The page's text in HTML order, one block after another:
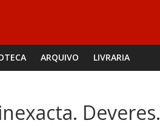
ARQUIVO LIVRARIA
Deveres.